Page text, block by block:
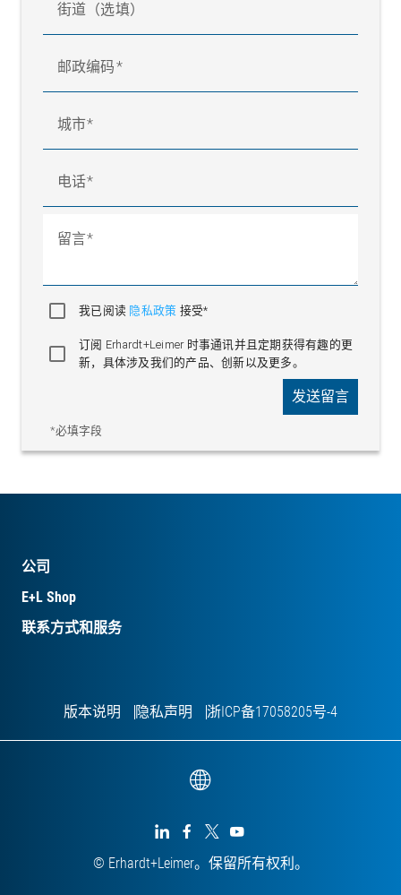
街道（选填）
邮政编码
城市
电话
留言
我已阅读 隐私政策 接受*
订阅 Erhardt+Leimer 时事通讯并且定期获得有趣的更
新，具体涉及我们的产品、创新以及更多。
*必填字段
发送留言
公司
E+L Shop
联系方式和服务
© Erhardt+Leimer。保留所有权利。
版本说明 隐私声明 浙ICP备17058205号-4
   